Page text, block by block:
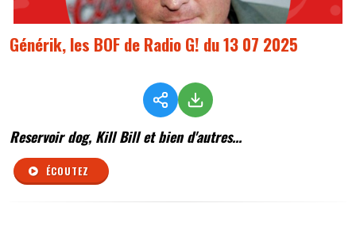
Générik, les BOF de Radio G! du 13 07 2025
Reservoir dog, Kill Bill et bien d'autres...
ÉCOUTEZ